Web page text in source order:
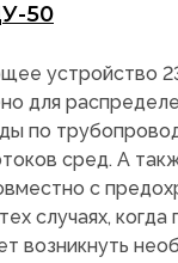
50
устройство
для
по
сред. А
с
случаях, когда
возникнуть